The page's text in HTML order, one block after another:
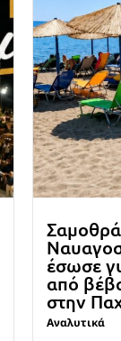
έσωσε
από
στην
Αναλυτικά